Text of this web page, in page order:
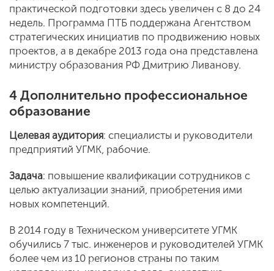
практической подготовки здесь увеличен с 8 до 24
недель. Программа ПТБ поддержана Агентством
стратегических инициатив по продвижению новых
проектов, а в декабре 2013 года она представлена
министру образования РФ Дмитрию Ливанову.
4 Дополнительно профессиональное
образование
Целевая аудитория: специалисты и руководители
предприятий УГМК, рабочие.
Задача: повышение квалификации сотрудников с
целью актуализации знаний, приобретения ими
новых компетенций.
В 2014 году в Техническом университете УГМК
обучились 7 тыс. инженеров и руководителей УГМК
более чем из 10 регионов страны по таким